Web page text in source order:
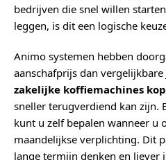
bedrijven die snel willen
leggen, is dit een logische
Animo systemen hebben
aanschafprijs dan
zakelijke koffiemachines
sneller terugverdiend kan zijn.
kunt u zelf bepalen wanneer u
maandelijkse verplichting. Dit
lange termijn denken en liever